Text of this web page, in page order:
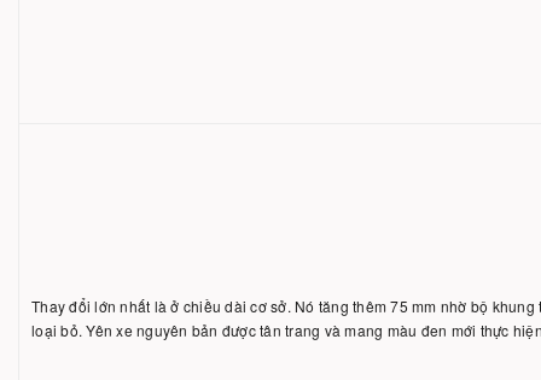
Thay đổi lớn nhất là ở chiều dài cơ sở. Nó tăng thêm 75 mm nhờ bộ
loại bỏ. Yên xe nguyên bản được tân trang và mang màu đen mới thực